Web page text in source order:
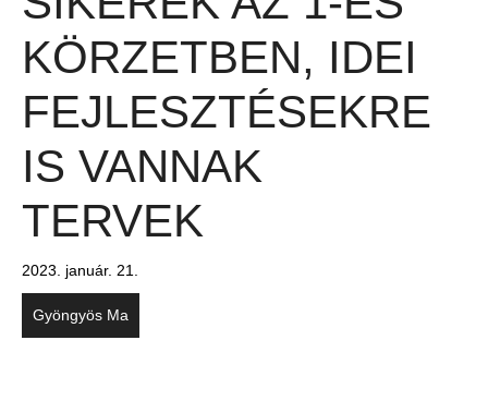
KÖRZETBEN, IDEI
FEJLESZTÉSEKRE
IS VANNAK
TERVEK
2023. január. 21.
Gyöngyös Ma